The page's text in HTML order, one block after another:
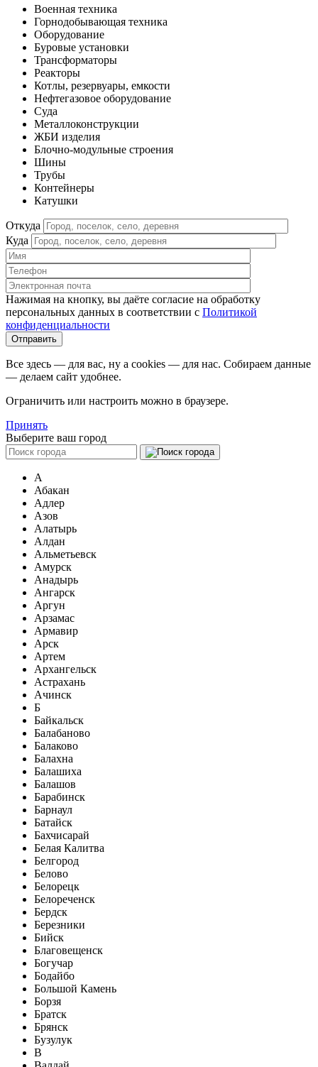
Военная техника
Горнодобывающая техника
Оборудование
Буровые установки
Трансформаторы
Реакторы
Котлы, резервуары, емкости
Нефтегазовое оборудование
Cуда
Металлоконструкции
ЖБИ изделия
Блочно-модульные строения
Шины
Трубы
Контейнеры
Катушки
Откуда
Куда
Нажимая на кнопку, вы даёте согласие на обработку
персональных данных в соответствии c Политикой
конфиденциальности
Все здесь — для вас, ну а cookies — для нас. Собираем данные
— делаем сайт удобнее.
Ограничить или настроить можно в браузере.
Принять
Выберите ваш город
А
Абакан
Адлер
Азов
Алатырь
Алдан
Альметьевск
Амурск
Анадырь
Ангарск
Аргун
Арзамас
Армавир
Арск
Артем
Архангельск
Астрахань
Ачинск
Б
Байкальск
Балабаново
Балаково
Балахна
Балашиха
Балашов
Барабинск
Барнаул
Батайск
Бахчисарай
Белая Калитва
Белгород
Белово
Белорецк
Белореченск
Бердск
Березники
Бийск
Благовещенск
Богучар
Бодайбо
Большой Камень
Борзя
Братск
Брянск
Бузулук
В